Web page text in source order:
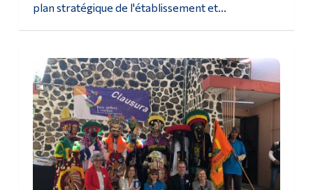
plan stratégique de l'établissement et...